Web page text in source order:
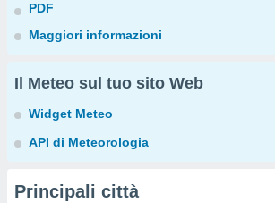
PDF
Maggiori informazioni
Il Meteo sul tuo sito Web
Widget Meteo
API di Meteorologia
Principali città